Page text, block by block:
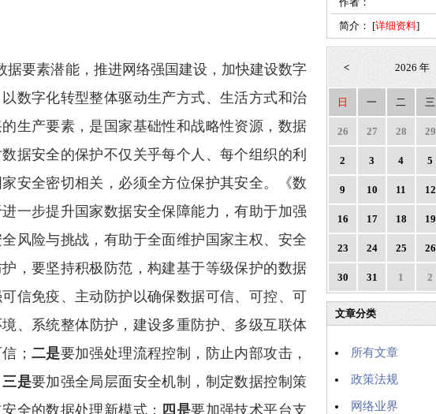
据要素潜能，推进网络强国建设，加快建设数字
数字化转型整体驱动生产方式、生活方式和治
生产要素，是国家基础性和战略性资源，数据
据安全的保护不仅关乎每个人、每个组织的利
安全密切相关，必须全方位保护其安全。《数
一步提升国家数据安全保障能力，有助于加强
风险与挑战，有助于全面维护国家主权、安全
，要坚持积极防范，构建基于等级保护的数据
信免疫、主动防护以确保数据可信、可控、可
、系统整体防护，建设多重防护、多级互联体
； 二是要加强处理流程控制，防止内部攻击，
三是要加强全局层面安全机制，制定数据控制策
全的数据处理新模式； 四是要加强技术平台支
简介： [详细资料]
< 2026 年
日 一 二 三
26 27 28 29
2 3 4 5
9 10 11 12
16 17 18 19
23 24 25 26
30 31 1 2
文章分类
所有文章
政策法规
网络业界